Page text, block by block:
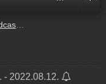
- 2022.08.12.